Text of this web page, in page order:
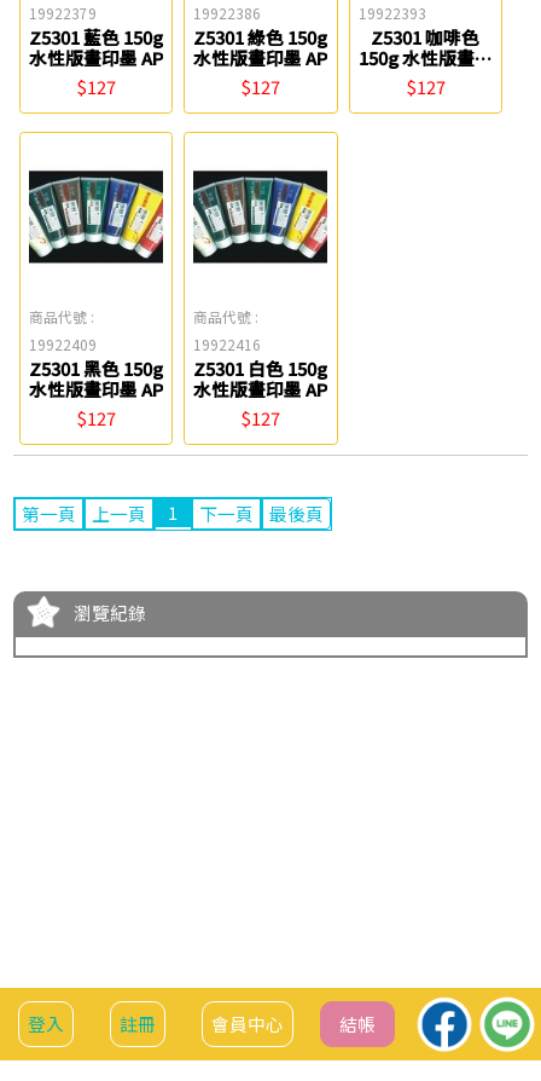
登入 註冊 會員中心 結帳
19922379
Z5301 藍色 150g
水性版畫印墨 AP
$127
19922386
Z5301 綠色 150g
水性版畫印墨 AP
$127
19922393
Z5301 咖啡色
150g 水性版畫印
墨 AP
$127
商品代號 :
19922409
Z5301 黑色 150g
水性版畫印墨 AP
$127
商品代號 :
19922416
Z5301 白色 150g
水性版畫印墨 AP
$127
第一頁 上一頁 1 下一頁 最後頁
瀏覽紀錄
會員中心